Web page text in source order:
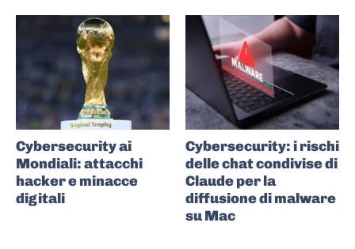
Cybersecurity ai
Mondiali: attacchi
hacker e minacce
digitali
Cybersecurity: i rischi
delle chat condivise di
Claude per la
diffusione di malware
su Mac